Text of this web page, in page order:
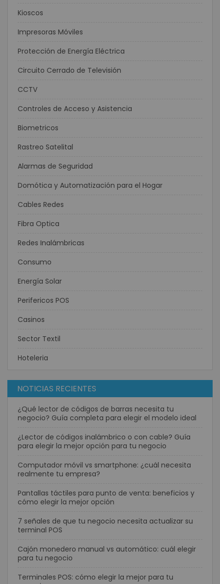
Kioscos
Impresoras Móviles
Protección de Energía Eléctrica
Circuito Cerrado de Televisión
CCTV
Controles de Acceso y Asistencia
Biometricos
Rastreo Satelital
Alarmas de Seguridad
Domótica y Automatización para el Hogar
Cables Redes
Fibra Optica
Redes Inalámbricas
Consumo
Energía Solar
Perifericos POS
Casinos
Sector Textil
Hoteleria
NOTICIAS RECIENTES
¿Qué lector de códigos de barras necesita tu
negocio? Guía completa para elegir el modelo ideal
¿Lector de códigos inalámbrico o con cable? Guía
para elegir la mejor opción para tu negocio
Computador móvil vs smartphone: ¿cuál necesita
realmente tu empresa?
Pantallas táctiles para punto de venta: beneficios y
cómo elegir la mejor opción
7 señales de que tu negocio necesita actualizar su
terminal POS
Cajón monedero manual vs automático: cuál elegir
para tu negocio
Terminales POS: cómo elegir la mejor para tu